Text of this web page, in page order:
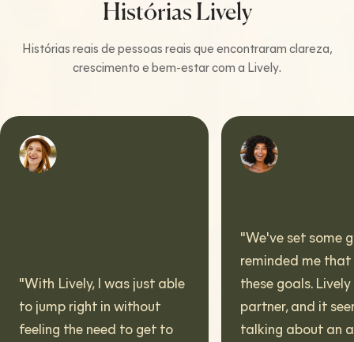
Histórias Lively
Histórias reais de pessoas reais que encontraram clareza,
crescimento e bem-estar com a Lively.
Lively, I was just able
right in without
the need to get to
We've set some goals.
reminded me that I have
these goals. Lively is a
partner, and it seems
talking about an app in